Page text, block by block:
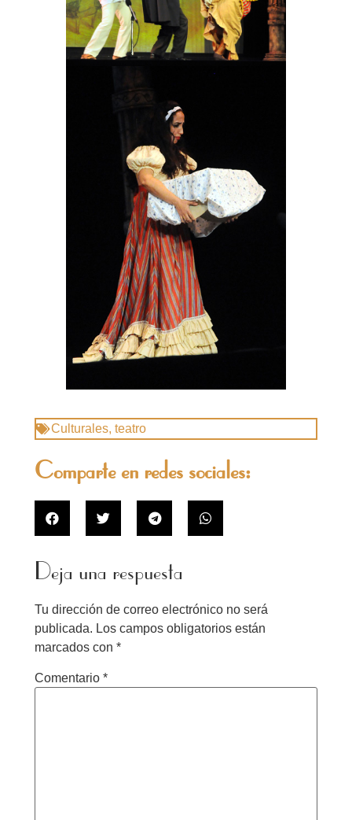
Culturales, teatro
Comparte en redes sociales:
Deja una respuesta
Tu dirección de correo electrónico no será
publicada. Los campos obligatorios están
marcados con *
Comentario *